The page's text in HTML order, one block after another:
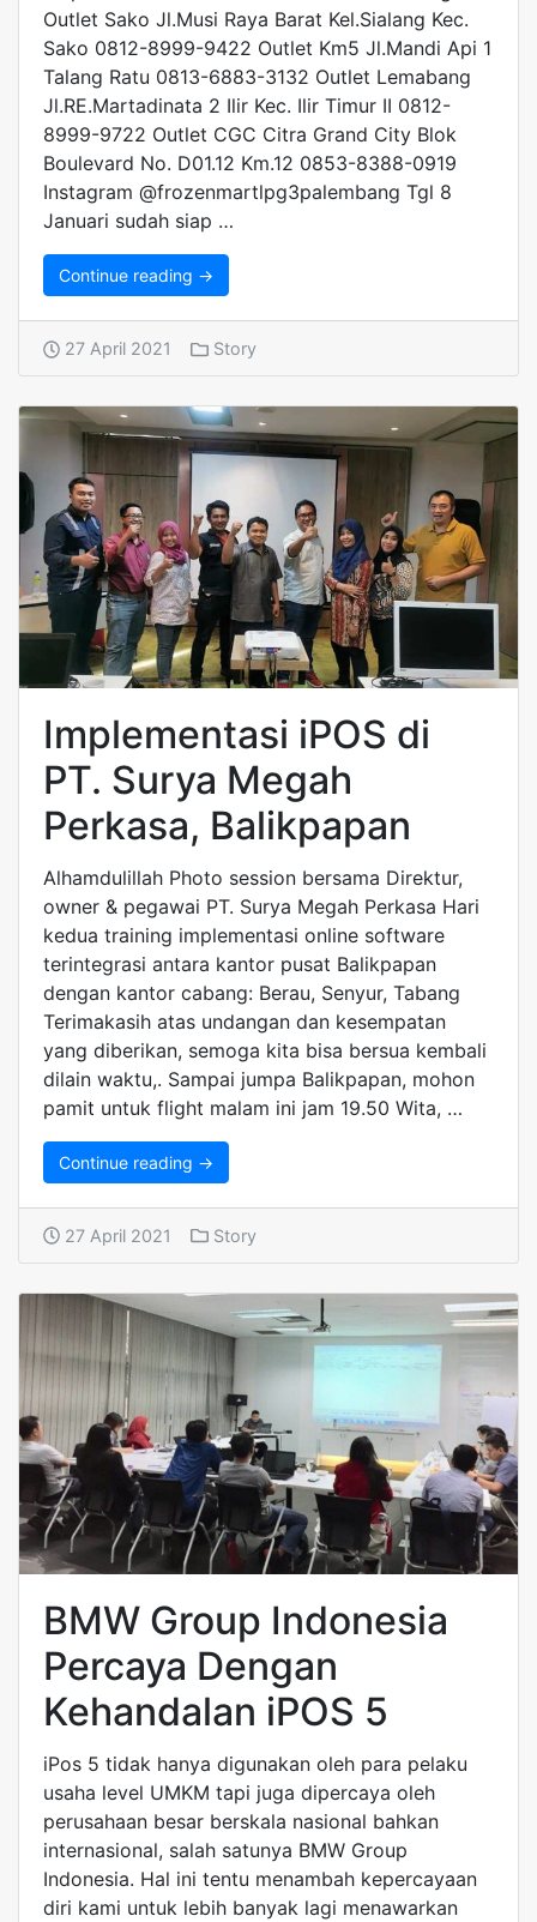
Outlet Sako Jl.Musi Raya Barat Kel.Sialang Kec.
Sako 0812-8999-9422 Outlet Km5 Jl.Mandi Api 1
Talang Ratu 0813-6883-3132 Outlet Lemabang
Jl.RE.Martadinata 2 Ilir Kec. Ilir Timur II 0812-
8999-9722 Outlet CGC Citra Grand City Blok
Boulevard No. D01.12 Km.12 0853-8388-0919
Instagram @frozenmartlpg3palembang Tgl 8
Januari sudah siap …
Continue reading →
27 April 2021 Story
Implementasi iPOS di
PT. Surya Megah
Perkasa, Balikpapan
Alhamdulillah Photo session bersama Direktur,
owner & pegawai PT. Surya Megah Perkasa Hari
kedua training implementasi online software
terintegrasi antara kantor pusat Balikpapan
dengan kantor cabang: Berau, Senyur, Tabang
Terimakasih atas undangan dan kesempatan
yang diberikan, semoga kita bisa bersua kembali
dilain waktu,. Sampai jumpa Balikpapan, mohon
pamit untuk flight malam ini jam 19.50 Wita, …
Continue reading →
27 April 2021 Story
BMW Group Indonesia
Percaya Dengan
Kehandalan iPOS 5
iPos 5 tidak hanya digunakan oleh para pelaku
usaha level UMKM tapi juga dipercaya oleh
perusahaan besar berskala nasional bahkan
internasional, salah satunya BMW Group
Indonesia. Hal ini tentu menambah kepercayaan
diri kami untuk lebih banyak lagi menawarkan